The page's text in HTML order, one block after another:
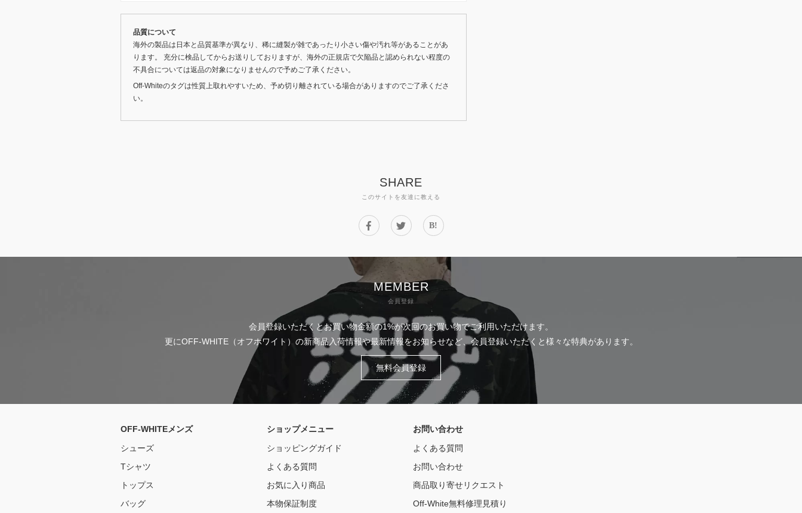
品質について
海外の製品は日本と品質基準が異なり、稀に縫製が雑であったり小さい傷や汚れ等があることがあ
ります。 充分に検品してからお送りしておりますが、海外の正規店で欠陥品と認められない程度の
不具合については返品の対象になりませんので予めご了承ください。
Off-Whiteのタグは性質上取れやすいため、予め切り離されている場合がありますのでご了承くださ
い。
SHARE
このサイトを友達に教える
B!
MEMBER
会員登録
会員登録いただくとお買い物金額の1%が次回のお買い物でご利用いただけます。
更にOFF-WHITE（オフホワイト）の新商品入荷情報や最新情報をお知らせなど、会員登録いただくと様々な特典があります。
無料会員登録
OFF-WHITEメンズ
シューズ
Tシャツ
トップス
バッグ
ショップメニュー
ショッピングガイド
よくある質問
お気に入り商品
本物保証制度
お問い合わせ
よくある質問
お問い合わせ
商品取り寄せリクエスト
Off-White無料修理見積り